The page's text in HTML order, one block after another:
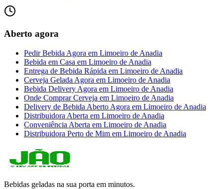
Aberto agora
Pedir Bebida Agora em Limoeiro de Anadia
Bebida em Casa em Limoeiro de Anadia
Entrega de Bebida Rápida em Limoeiro de Anadia
Cerveja Gelada Agora em Limoeiro de Anadia
Bebida Delivery Agora em Limoeiro de Anadia
Onde Comprar Cerveja em Limoeiro de Anadia
Delivery de Bebida Aberto Agora em Limoeiro de Anadia
Distribuidora Aberta em Limoeiro de Anadia
Conveniência Aberta em Limoeiro de Anadia
Distribuidora Perto de Mim em Limoeiro de Anadia
Bebidas geladas na sua porta em minutos.